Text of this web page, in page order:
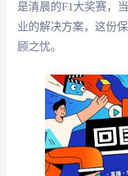
是清晨的F1大奖赛，
业的解决方案，这份
顾之忧。